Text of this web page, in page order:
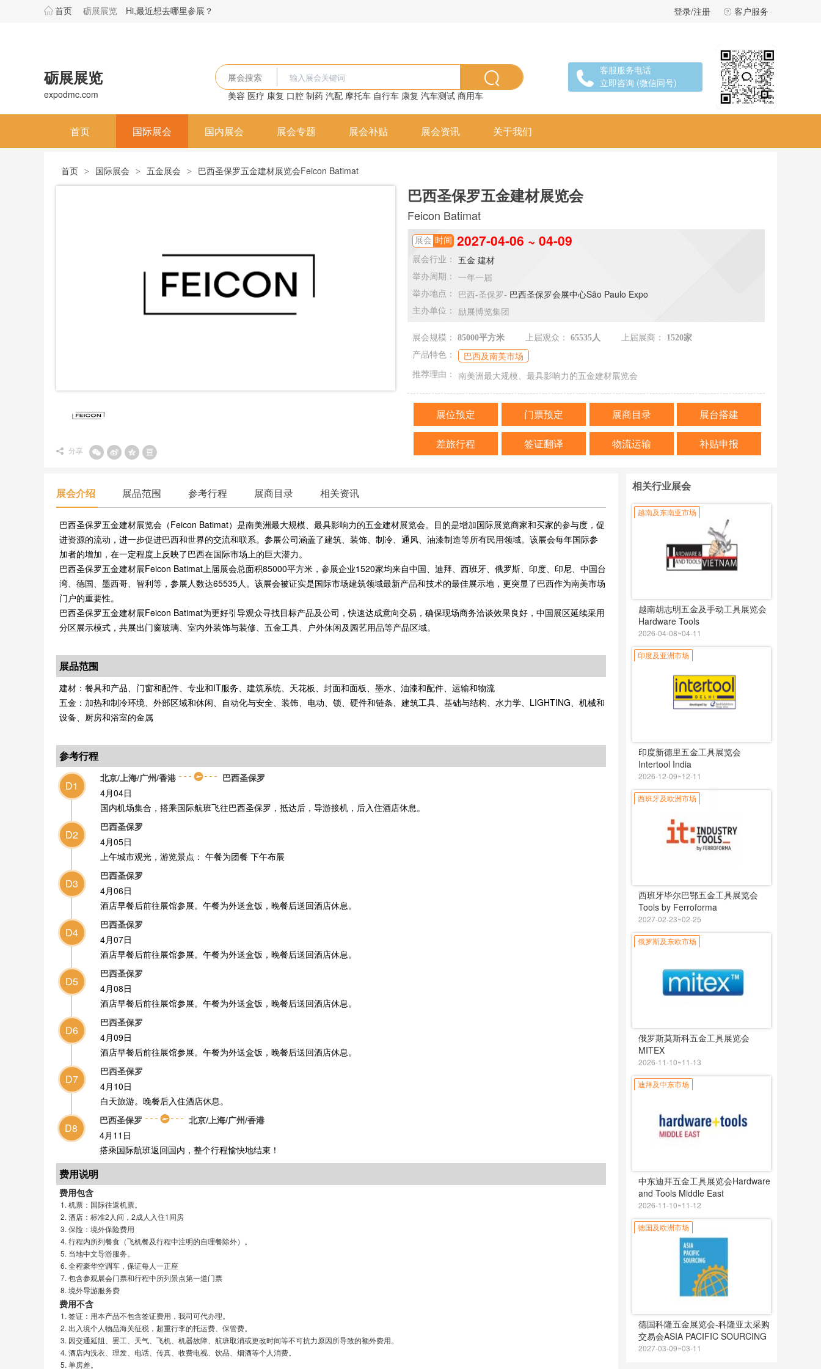
首页 砺展展览 Hi,最近想去哪里参展？ 登录/注册 客户服务
砺展展览
expodmc.com
展会搜索
美容 医疗 康复 口腔 制药 汽配 摩托车 自行车 康复 汽车测试 商用车
客服服务电话
立即咨询 (微信同号)
首页 国际展会 国内展会 展会专题 展会补贴 展会资讯 关于我们
首页 > 国际展会 > 五金展会 > 巴西圣保罗五金建材展览会Feicon Batimat
分享
巴西圣保罗五金建材展览会
Feicon Batimat
展会 时间 2027-04-06 ~ 04-09
展会行业： 五金 建材
举办周期： 一年一届
举办地点： 巴西-圣保罗- 巴西圣保罗会展中心São Paulo Expo
主办单位： 励展博览集团
展会规模： 85000平方米 上届观众： 65535人 上届展商：
1520家
产品特色：
巴西及南美市场
推荐理由： 南美洲最大规模、最具影响力的五金建材展览会
展位预定 门票预定 展商目录 展台搭建
差旅行程 签证翻译 物流运输 补贴申报
展会介绍 展品范围 参考行程 展商目录 相关资讯
巴西圣保罗五金建材展览会（Feicon Batimat）是南美洲最大规模、最具影响力的五金建材展览会。目的是增加国际展览商家和买家的参与度，促
进资源的流动，进一步促进巴西和世界的交流和联系。参展公司涵盖了建筑、装饰、制冷、通风、油漆制造等所有民用领域。该展会每年国际参
加者的增加，在一定程度上反映了巴西在国际市场上的巨大潜力。
巴西圣保罗五金建材展Feicon Batimat上届展会总面积85000平方米，参展企业1520家均来自中国、迪拜、西班牙、俄罗斯、印度、印尼、中国台
湾、德国、墨西哥、智利等，参展人数达65535人。该展会被证实是国际市场建筑领域最新产品和技术的最佳展示地，更突显了巴西作为南美市场
门户的重要性。
巴西圣保罗五金建材展Feicon Batimat为更好引导观众寻找目标产品及公司，快速达成意向交易，确保现场商务洽谈效果良好，中国展区延续采用
分区展示模式，共展出门窗玻璃、室内外装饰与装修、五金工具、户外休闲及园艺用品等产品区域。
展品范围
建材：餐具和产品、门窗和配件、专业和IT服务、建筑系统、天花板、封面和面板、墨水、油漆和配件、运输和物流
五金：加热和制冷环境、外部区域和休闲、自动化与安全、装饰、电动、锁、硬件和链条、建筑工具、基础与结构、水力学、LIGHTING、机械和
设备、厨房和浴室的金属
参考行程
D1
北京/上海/广州/香港
巴西圣保罗
4月04日
国内机场集合，搭乘国际航班飞往巴西圣保罗，抵达后，导游接机，后入住酒店休息。
D2
巴西圣保罗
4月05日
上午城市观光，游览景点： 午餐为团餐 下午布展
D3
巴西圣保罗
4月06日
酒店早餐后前往展馆参展。午餐为外送盒饭，晚餐后送回酒店休息。
D4
巴西圣保罗
4月07日
酒店早餐后前往展馆参展。午餐为外送盒饭，晚餐后送回酒店休息。
D5
巴西圣保罗
4月08日
酒店早餐后前往展馆参展。午餐为外送盒饭，晚餐后送回酒店休息。
D6
巴西圣保罗
4月09日
酒店早餐后前往展馆参展。午餐为外送盒饭，晚餐后送回酒店休息。
D7
巴西圣保罗
4月10日
白天旅游。晚餐后入住酒店休息。
D8
巴西圣保罗
北京/上海/广州/香港
4月11日
搭乘国际航班返回国内，整个行程愉快地结束！
费用说明
费用包含
机票：国际往返机票。
酒店：标准2人间，2成人入住1间房
保险：境外保险费用
行程内所列餐食（飞机餐及行程中注明的自理餐除外）。
当地中文导游服务。
全程豪华空调车，保证每人一正座
包含参观展会门票和行程中所列景点第一道门票
境外导游服务费
费用不含
签证：用本产品不包含签证费用，我司可代办理。
出入境个人物品海关征税，超重行李的托运费、保管费。
因交通延阻、罢工、天气、飞机、机器故障、航班取消或更改时间等不可抗力原因所导致的额外费用。
酒店内洗衣、理发、电话、传真、收费电视、饮品、烟酒等个人消费。
单房差。
相关行业展会
越南及东南亚市场
越南胡志明五金及手动工具展览会
Hardware Tools
2026-04-08~04-11
印度及亚洲市场
印度新德里五金工具展览会
Intertool India
2026-12-09~12-11
西班牙及欧洲市场
西班牙毕尔巴鄂五金工具展览会
Tools by Ferroforma
2027-02-23~02-25
俄罗斯及东欧市场
俄罗斯莫斯科五金工具展览会
MITEX
2026-11-10~11-13
迪拜及中东市场
中东迪拜五金工具展览会Hardware
and Tools Middle East
2026-11-10~11-12
德国及欧洲市场
德国科隆五金展览会-科隆亚太采购
交易会ASIA PACIFIC SOURCING
2027-03-09~03-11